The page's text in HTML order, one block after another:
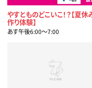
やすとものどこいこ！？【夏
作り体験】
あす午後6:00〜7:00